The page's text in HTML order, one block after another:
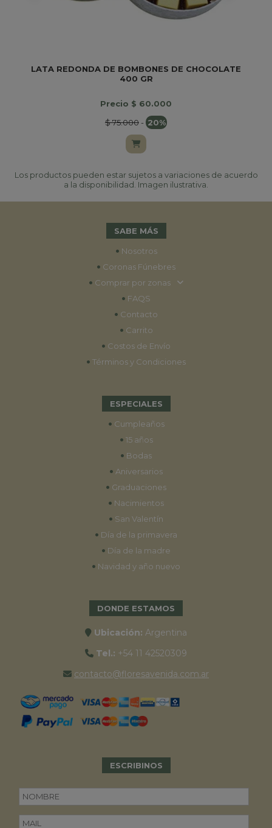
LATA REDONDA DE BOMBONES DE CHOCOLATE
400 GR
Precio $ 60.000
$ 75.000- 20%
Los productos pueden estar sujetos a variaciones de acuerdo
a la disponibilidad. Imagen ilustrativa.
SABE MÁS
• Nosotros
• Coronas Fúnebres
• Comprar por zonas
• FAQS
• Contacto
• Carrito
• Costos de Envío
• Términos y Condiciones
ESPECIALES
• Cumpleaños
• 15 años
• Bodas
• Aniversarios
• Graduaciones
• Nacimientos
• San Valentín
• Día de la primavera
• Día de la madre
• Navidad y año nuevo
DONDE ESTAMOS
Ubicación: Argentina
Tel.: +54 11 42520309
contacto@floresavenida.com.ar
ESCRIBINOS